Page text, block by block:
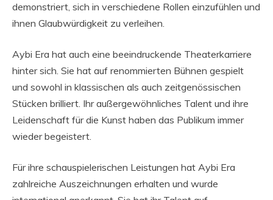
demonstriert, sich in verschiedene Rollen einzufühlen und
ihnen Glaubwürdigkeit zu verleihen.
Aybi Era hat auch eine beeindruckende Theaterkarriere
hinter sich. Sie hat auf renommierten Bühnen gespielt
und sowohl in klassischen als auch zeitgenössischen
Stücken brilliert. Ihr außergewöhnliches Talent und ihre
Leidenschaft für die Kunst haben das Publikum immer
wieder begeistert.
Für ihre schauspielerischen Leistungen hat Aybi Era
zahlreiche Auszeichnungen erhalten und wurde